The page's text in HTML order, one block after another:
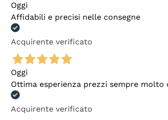
Oggi
Affidabili e precisi nelle consegne
Acquirente verificato
Oggi
Ottima esperienza prezzi sempre
Acquirente verificato